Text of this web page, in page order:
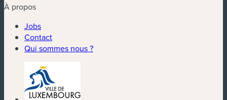
À propos
Jobs
Contact
Qui sommes nous ?